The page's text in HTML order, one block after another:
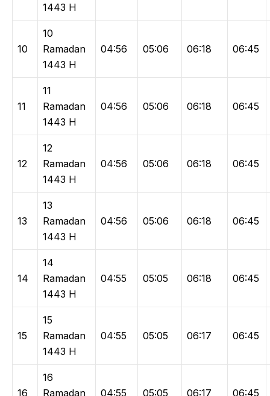
1443 H
10
10
Ramadan
1443 H
04:56 05:06 06:18 06:45
11
11
Ramadan
1443 H
04:56 05:06 06:18 06:45
12
12
Ramadan
1443 H
04:56 05:06 06:18 06:45
13
13
Ramadan
1443 H
04:56 05:06 06:18 06:45
14
14
Ramadan
1443 H
04:55 05:05 06:18 06:45
15
15
Ramadan
1443 H
04:55 05:05 06:17 06:45
16
16
Ramadan
04:55 05:05 06:17 06:45